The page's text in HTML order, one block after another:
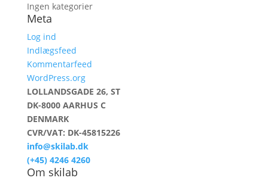
Ingen kategorier
Meta
Log ind
Indlægsfeed
Kommentarfeed
WordPress.org
LOLLANDSGADE 26, ST
DK-8000 AARHUS C
DENMARK
CVR/VAT: DK-45815226
info@skilab.dk
(+45) 4246 4260
Om skilab